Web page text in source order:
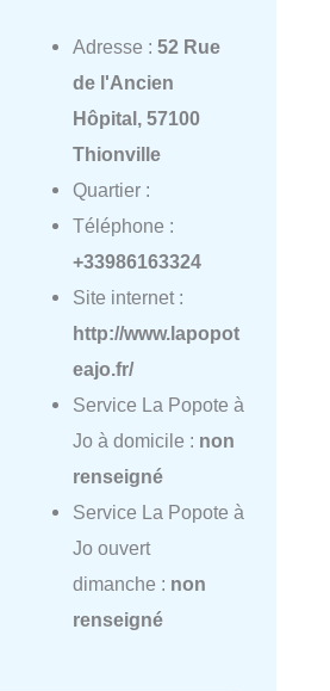
Adresse : 52 Rue
de l'Ancien
Hôpital, 57100
Thionville
Quartier :
Téléphone :
+33986163324
Site internet :
http://www.lapopot
eajo.fr/
Service La Popote à
Jo à domicile : non
renseigné
Service La Popote à
Jo ouvert
dimanche : non
renseigné